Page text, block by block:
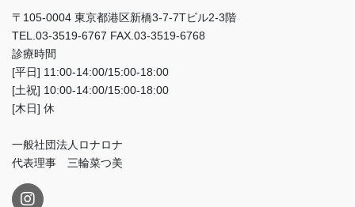
〒105-0004 東京都港区新橋3-7-7Tビル2-3階
TEL.03-3519-6767 FAX.03-3519-6768
診療時間
[平日] 11:00-14:00/15:00-18:00
[土祝] 10:00-14:00/15:00-18:00
[木日] 休
一般社団法人ロナロナ
代表理事 三輪菜つ美